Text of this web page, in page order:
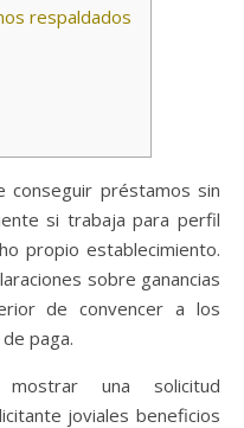
respaldados
si trabaja para perfil
propio establecimiento.
sobre ganancias
de convencer a los
paga.
una solicitud
joviales beneficios